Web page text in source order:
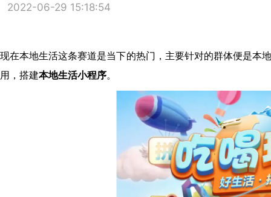
2022-06-29 15:18:54
现在本地生活这条赛道是当下的热门，主要针对的群体便是本
用，搭建本地生活小程序。